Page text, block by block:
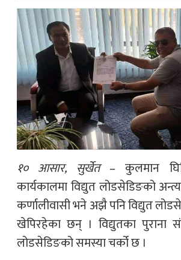
१० आसार, सुर्खेत– कुलमान
कार्यकालमा विद्युत लोडसेडिङको
कर्णालीवासी भने अझै पनि विद्युत
खेपिरहेका छन् । विद्युतका पुराना
लोडसेडिङको समस्या चर्को छ ।